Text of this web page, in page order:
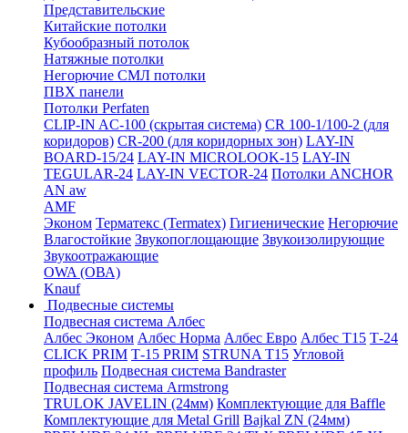
Представительские
Китайские потолки
Кубообразный потолок
Натяжные потолки
Негорючие СМЛ потолки
ПВХ панели
Потолки Perfaten
CLIP-IN AC-100 (скрытая система) CR 100-1/100-2 (для
коридоров) CR-200 (для коридорных зон) LAY-IN
BOARD-15/24 LAY-IN MICROLOOK-15 LAY-IN
TEGULAR-24 LAY-IN VECTOR-24 Потолки ANCHOR
AN aw
AMF
Эконом Терматекс (Termatex) Гигиенические Негорючие
Влагостойкие Звукопоглощающие Звукоизолирующие
Звукоотражающие
OWA (ОВА)
Knauf
Подвесные системы
Подвесная система Албес
Албес Эконом Албес Норма Албес Евро Албес T15 Т-24
CLICK PRIM Т-15 PRIM STRUNA Т15 Угловой
профиль Подвесная система Bandraster
Подвесная система Armstrong
TRULOK JAVELIN (24мм) Комплектующие для Baffle
Комплектующие для Metal Grill Bajkal ZN (24мм)